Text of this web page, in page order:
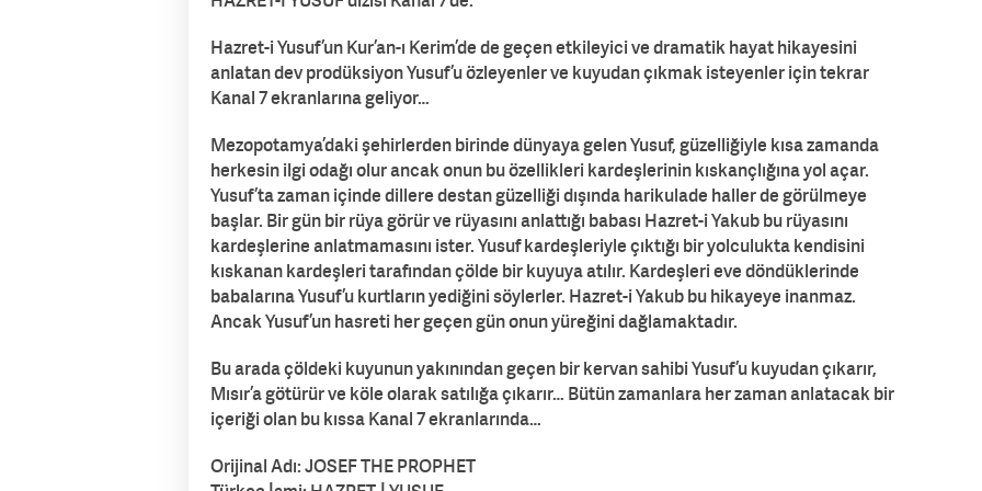
Hazret-i Yusuf’un Kur’an-ı Kerim’de de geçen etkileyici ve dramatik hayat hikayesini
anlatan dev prodüksiyon Yusuf’u özleyenler ve kuyudan çıkmak isteyenler için tekrar
Kanal 7 ekranlarına geliyor…
Mezopotamya’daki şehirlerden birinde dünyaya gelen Yusuf, güzelliğiyle kısa zamanda
herkesin ilgi odağı olur ancak onun bu özellikleri kardeşlerinin kıskançlığına yol açar.
Yusuf’ta zaman içinde dillere destan güzelliği dışında harikulade haller de görülmeye
başlar. Bir gün bir rüya görür ve rüyasını anlattığı babası Hazret-i Yakub bu rüyasını
kardeşlerine anlatmamasını ister. Yusuf kardeşleriyle çıktığı bir yolculukta kendisini
kıskanan kardeşleri tarafından çölde bir kuyuya atılır. Kardeşleri eve döndüklerinde
babalarına Yusuf’u kurtların yediğini söylerler. Hazret-i Yakub bu hikayeye inanmaz.
Ancak Yusuf’un hasreti her geçen gün onun yüreğini dağlamaktadır.
Bu arada çöldeki kuyunun yakınından geçen bir kervan sahibi Yusuf’u kuyudan çıkarır,
Mısır’a götürür ve köle olarak satılığa çıkarır… Bütün zamanlara her zaman anlatacak bir
içeriği olan bu kıssa Kanal 7 ekranlarında…
Orijinal Adı: JOSEF THE PROPHET